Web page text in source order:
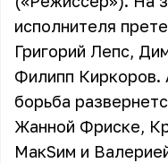
исполнителя
Григорий Лепс,
Филипп Киркоров.
борьба
Жанной Фриске,
МакSим и